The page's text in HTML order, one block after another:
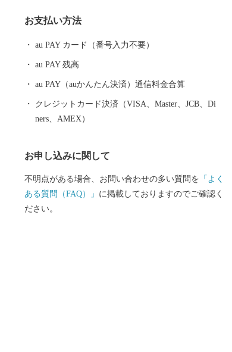
「東よか干潟」が、ラムサール条約湿地に登録されま
した。 日本初の実用蒸気船「凌風丸」が造られた世界
史遺産も見どころの1つです。
お支払い方法
au PAY カード（番号入力不要）
au PAY 残高
au PAY（auかんたん決済）通信料金合算
クレジットカード決済（VISA、Master、JCB、Di
ners、AMEX）
お申し込みに関して
不明点がある場合、お問い合わせの多い質問を 「よく
ある質問（FAQ）」 に掲載しておりますのでご確認く
ださい。